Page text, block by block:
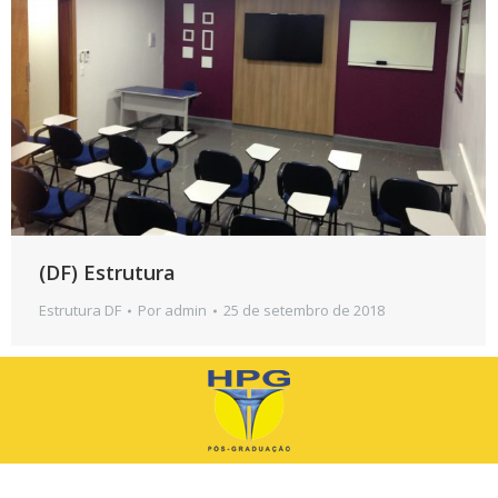
(DF) Estrutura
Estrutura DF Por admin 25 de setembro de 2018